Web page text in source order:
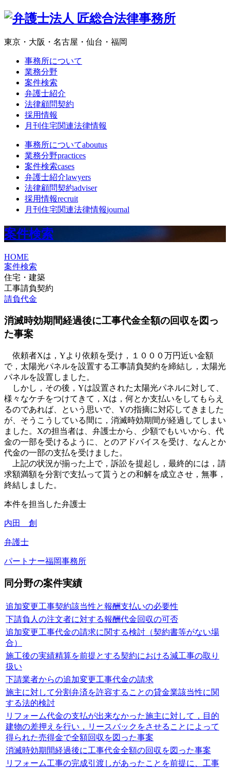
東京・大阪・名古屋・仙台・福岡
事務所について
業務分野
案件検索
弁護士紹介
法律顧問契約
採用情報
月刊住宅関連法律情報
事務所についてaboutus
業務分野practices
案件検索cases
弁護士紹介lawyers
法律顧問契約adviser
採用情報recruit
月刊住宅関連法律情報journal
案件検索
HOME
案件検索
住宅・建築
工事請負契約
請負代金
消滅時効期間経過後に工事代金全額の回収を図っ
た事案
依頼者Xは，Yより依頼を受け，１０００万円近い金額
で，太陽光パネルを設置する工事請負契約を締結し，太陽光
パネルを設置しました。
しかし，その後，Yは設置された太陽光パネルに対して、
様々なケチをつけてきて，Xは，何とか支払いをしてもらえ
るのであれば、という思いで、Yの指摘に対応してきました
が、そうこうしている間に，消滅時効期間が経過してしまい
ました。Xの担当者は、弁護士から、少額でもいいから、代
金の一部を受けるように、とのアドバイスを受け、なんとか
代金の一部の支払を受けました。
上記の状況が揃った上で，訴訟を提起し，最終的には，請
求額満額を分割で支払って貰うとの和解を成立させ，無事，
終結しました。
本件を担当した弁護士
内田 創
弁護士
パートナー福岡事務所
同分野の案件実績
追加変更工事契約該当性と報酬支払いの必要性
下請負人の注文者に対する報酬代金回収の可否
追加変更工事代金の請求に関する検討（契約書等がない場
合）
施工後の実績精算を前提とする契約における減工事の取り
扱い
下請業者からの追加変更工事代金の請求
施主に対して分割弁済を許容することの貸金業該当性に関
する法的検討
リフォーム代金の支払が出来なかった施主に対して，目的
建物の差押えを行い，リースバックをさせることによって
得られた売得金で全額回収を図った事案
消滅時効期間経過後に工事代金全額の回収を図った事案
リフォーム工事の完成引渡しがあったことを前提に、工事